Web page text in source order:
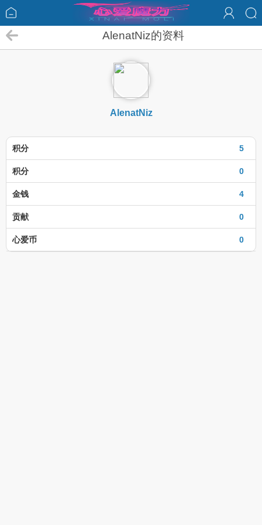
AlenatNiz的资料
AlenatNiz
5
积分
0
积分
4
金钱
0
贡献
0
心爱币